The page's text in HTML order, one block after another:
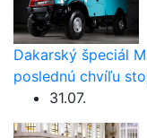
Dakarský špeciál
poslednú chvíľu
31.07.